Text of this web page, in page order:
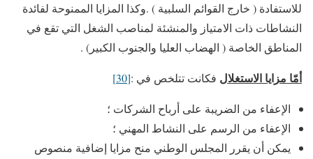
للاستفادة ( خارج القوائم السلبية ) .وكذا المزايا الممنوحة لفائدة
النشاطات ذات الامتياز والمنشئة لمناصب الشغل التي تقع في
المناطق الخاصة ( الهضاب العليا والجنوب الكبير) .
أمّا مزايا الاستغلال فكانت تتلخص في :[30]
الإعفاء من الضريبة على أرباح الشركات ؛
الإعفاء من الرسم على النشاط المهني ؛
يمكن أن يقرر المجلس الوطني منح مزايا إضافية منصوص